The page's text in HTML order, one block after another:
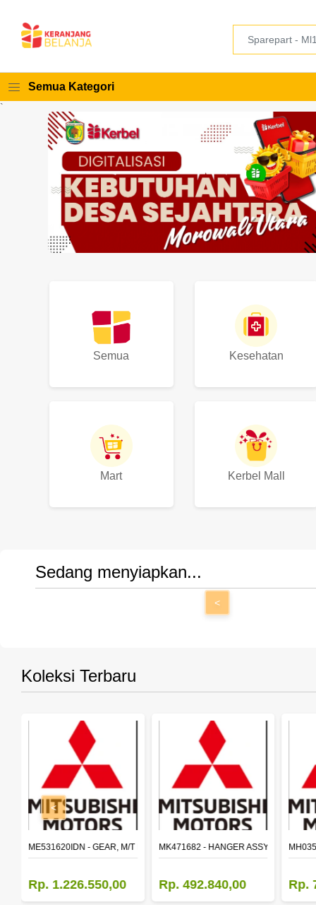
Semua Kategori
`
Semua Kesehatan
Mart Kerbel Mall
Sedang menyiapkan...
<
Koleksi Terbaru
SHAFT 2ND SPEED (M035S5)
ME531620IDN - GEAR, M/T MAIN SHAFT REVERSE
Rp. 1.226.550,00
MK471682 - HANGER ASSY,FR
Rp. 492.840,00 Rp.
<